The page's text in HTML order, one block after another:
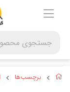
برچسب‌ها